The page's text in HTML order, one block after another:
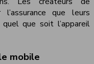
que leurs
quel que soit l’appareil
mobile